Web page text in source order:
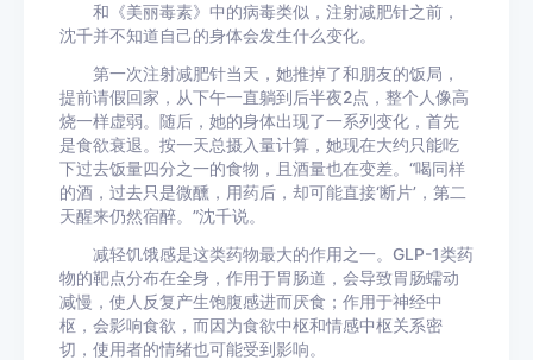
和《美丽毒素》中的病毒类似，注射减肥针之前，
沈千并不知道自己的身体会发生什么变化。
第一次注射减肥针当天，她推掉了和朋友的饭局，
提前请假回家，从下午一直躺到后半夜2点，整个人像高
烧一样虚弱。随后，她的身体出现了一系列变化，首先
是食欲衰退。按一天总摄入量计算，她现在大约只能吃
下过去饭量四分之一的食物，且酒量也在变差。“喝同样
的酒，过去只是微醺，用药后，却可能直接‘断片’，第二
天醒来仍然宿醉。”沈千说。
减轻饥饿感是这类药物最大的作用之一。GLP-1类药
物的靶点分布在全身，作用于胃肠道，会导致胃肠蠕动
减慢，使人反复产生饱腹感进而厌食；作用于神经中
枢，会影响食欲，而因为食欲中枢和情感中枢关系密
切，使用者的情绪也可能受到影响。